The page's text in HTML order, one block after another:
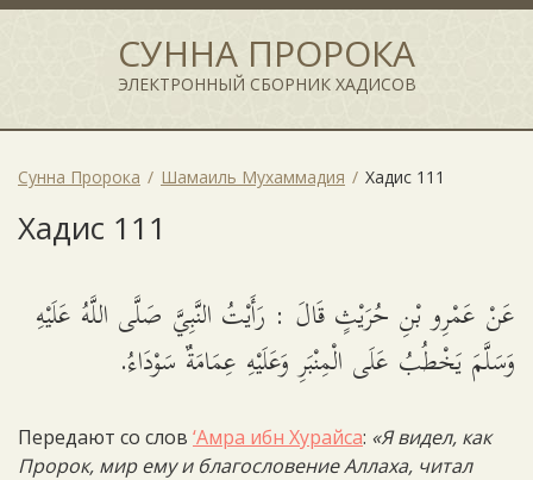
СУННА ПРОРОКА
ЭЛЕКТРОННЫЙ СБОРНИК ХАДИСОВ
Сунна Пророка Шамаиль Мухаммадия Хадис 111
Хадис 111
عَنْ عَمْرِو بْنِ حُرَيْثٍ قَالَ : رَأَيْتُ النَّبِيَّ صَلَّى اللَّهُ عَلَيْهِ
وَسَلَّمَ يَخْطُبُ عَلَى الْمِنْبَرِ وَعَلَيْهِ عِمَامَةٌ سَوْدَاءُ.
Передают со слов ‘Амра ибн Хурайса: «Я видел, как
Пророк, мир ему и благословение Аллаха, читал